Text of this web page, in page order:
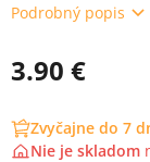
Podrobný popis
3.90 €
Zvyčajne do 7
Nie je skladom